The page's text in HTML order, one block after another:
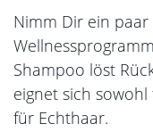
Nimm Dir ein
Shampoo löst
eignet sich
für Echthaar.